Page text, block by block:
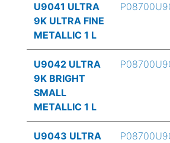
U9041 ULTRA
9K ULTRA FINE
METALLIC 1 L
U9042 ULTRA
9K BRIGHT
SMALL
METALLIC 1 L
U9043 ULTRA